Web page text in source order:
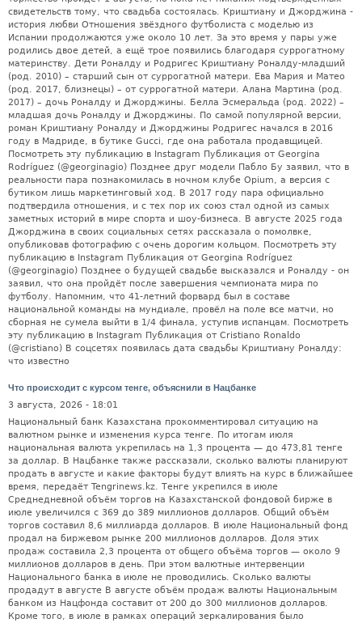
свидетельств тому, что свадьба состоялась. Криштиану и Джорджина -
история любви Отношения звёздного футболиста с моделью из
Испании продолжаются уже около 10 лет. За это время у пары уже
родились двое детей, а ещё трое появились благодаря суррогатному
материнству. Дети Роналду и Родригес Криштиану Роналду-младший
(род. 2010) – старший сын от суррогатной матери. Ева Мария и Матео
(род. 2017, близнецы) – от суррогатной матери. Алана Мартина (род.
2017) – дочь Роналду и Джорджины. Белла Эсмеральда (род. 2022) –
младшая дочь Роналду и Джорджины. По самой популярной версии,
роман Криштиану Роналду и Джорджины Родригес начался в 2016
году в Мадриде, в бутике Gucci, где она работала продавщицей.
Посмотреть эту публикацию в Instagram Публикация от Georgina
Rodríguez (@georginagio) Позднее друг модели Пабло Бу заявил, что в
реальности пара познакомилась в ночном клубе Opium, а версия с
бутиком лишь маркетинговый ход. В 2017 году пара официально
подтвердила отношения, и с тех пор их союз стал одной из самых
заметных историй в мире спорта и шоу-бизнеса. В августе 2025 года
Джорджина в своих социальных сетях рассказала о помолвке,
опубликовав фотографию с очень дорогим кольцом. Посмотреть эту
публикацию в Instagram Публикация от Georgina Rodríguez
(@georginagio) Позднее о будущей свадьбе высказался и Роналду - он
заявил, что она пройдёт после завершения чемпионата мира по
футболу. Напомним, что 41-летний форвард был в составе
национальной команды на мундиале, провёл на поле все матчи, но
сборная не сумела выйти в 1/4 финала, уступив испанцам. Посмотреть
эту публикацию в Instagram Публикация от Cristiano Ronaldo
(@cristiano) В соцсетях появилась дата свадьбы Криштиану Роналду:
что известно
Что происходит с курсом тенге, объяснили в Нацбанке
3 августа, 2026 - 18:01
Национальный банк Казахстана прокомментировал ситуацию на
валютном рынке и изменения курса тенге. По итогам июля
национальная валюта укрепилась на 1,3 процента — до 473,81 тенге
за доллар. В Нацбанке также рассказали, сколько валюты планируют
продать в августе и какие факторы будут влиять на курс в ближайшее
время, передаёт Tengrinews.kz. Тенге укрепился в июле
Среднедневной объём торгов на Казахстанской фондовой бирже в
июле увеличился с 369 до 389 миллионов долларов. Общий объём
торгов составил 8,6 миллиарда долларов. В июле Национальный фонд
продал на биржевом рынке 200 миллионов долларов. Доля этих
продаж составила 2,3 процента от общего объёма торгов — около 9
миллионов долларов в день. При этом валютные интервенции
Национального банка в июле не проводились. Сколько валюты
продадут в августе В августе объём продаж валюты Национальным
банком из Нацфонда составит от 200 до 300 миллионов долларов.
Кроме того, в июле в рамках операций зеркалирования было